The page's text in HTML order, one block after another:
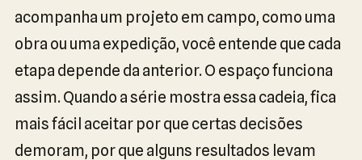
acompanha um projeto em campo, como uma
obra ou uma expedição, você entende que cada
etapa depende da anterior. O espaço funciona
assim. Quando a série mostra essa cadeia, fica
mais fácil aceitar por que certas decisões
demoram, por que alguns resultados levam